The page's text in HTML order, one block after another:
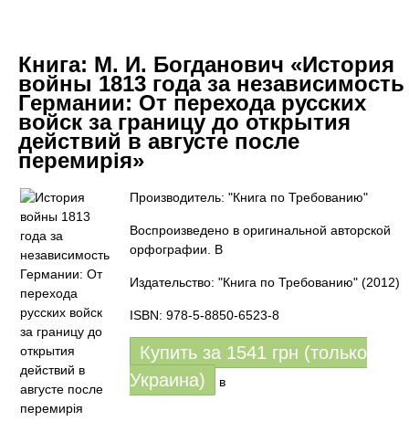
Книга: М. И. Богданович «История
войны 1813 года за независимость
Германии: От перехода русских
войск за границу до открытия
действий в августе после
перемирія»
Производитель: "Книга по Требованию"
Воспроизведено в оригинальной авторской
орфографии. В
Издательство: "Книга по Требованию" (2012)
ISBN: 978-5-8850-6523-8
Купить за 1541 грн (только
Украина)
в